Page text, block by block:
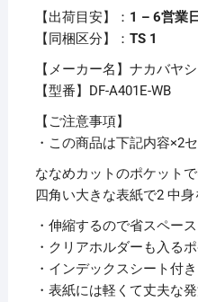
PP
製/A4/
コ
型
DF-
A401E-
ウ
ォ
ー
ル
ナ
ッ
【出荷目安】： 1 – 6営業
【同梱区分】： TS 1
【メーカー名】ナカバヤシ
【型番】DF-A401E-WB
【ご注意事項】
・この商品は下記内容×2
ななめカットのポケット
四角い大きな表紙で2 中身
・伸縮するので省スペース
・クリアホルダーも入る
・インデックスシート付き
・表紙には軽くて丈夫な